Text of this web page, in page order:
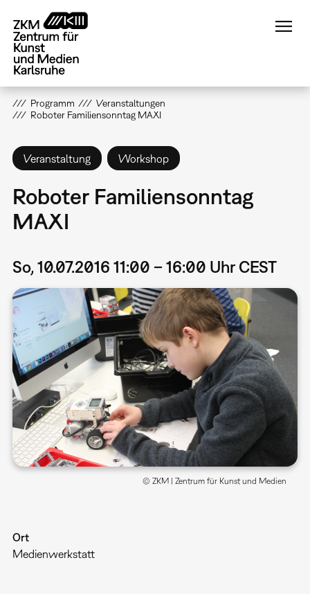
zum
Inhalt
Programm
Veranstaltungen
Roboter Familiensonntag MAXI
Veranstaltung Workshop
Roboter Familiensonntag
MAXI
So, 10.07.2016 11:00 – 16:00 Uhr CEST
© ZKM | Zentrum für Kunst und Medien
Ort
Medienwerkstatt